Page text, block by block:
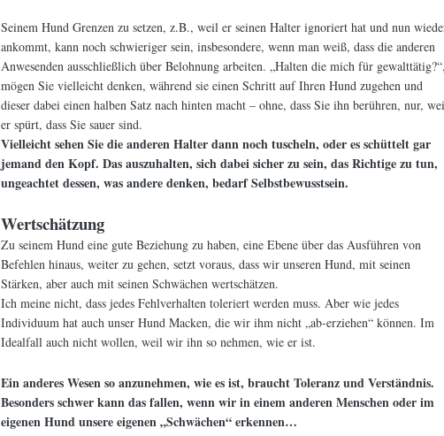
Seinem Hund Grenzen zu setzen, z.B., weil er seinen Halter ignoriert hat und nun
ankommt, kann noch schwieriger sein, insbesondere, wenn man weiß, dass die anderen
Anwesenden ausschließlich über Belohnung arbeiten. „Halten die mich für
mögen Sie vielleicht denken, während sie einen Schritt auf Ihren Hund zugehen und
dieser dabei einen halben Satz nach hinten macht – ohne, dass Sie ihn berühren, nur,
er spürt, dass Sie sauer sind.
Vielleicht sehen Sie die anderen Halter dann noch tuscheln, oder es schüttelt gar
jemand den Kopf. Das auszuhalten, sich dabei sicher zu sein, das Richtige zu tun,
ungeachtet dessen, was andere denken, bedarf Selbstbewusstsein.
Wertschätzung
Zu seinem Hund eine gute Beziehung zu haben, eine Ebene über das Ausführen von
Befehlen hinaus, weiter zu gehen, setzt voraus, dass wir unseren Hund, mit seinen
Stärken, aber auch mit seinen Schwächen wertschätzen.
Ich meine nicht, dass jedes Fehlverhalten toleriert werden muss. Aber wie jedes
Individuum hat auch unser Hund Macken, die wir ihm nicht „ab-erziehen“ können. Im
Idealfall auch nicht wollen, weil wir ihn so nehmen, wie er ist.
Ein anderes Wesen so anzunehmen, wie es ist, braucht Toleranz und Verständnis.
Besonders schwer kann das fallen, wenn wir in einem anderen Menschen oder im
eigenen Hund unsere eigenen „Schwächen“ erkennen…